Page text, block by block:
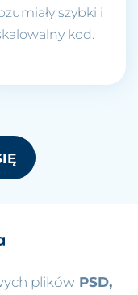
szybki i
kod.
plików PSD,